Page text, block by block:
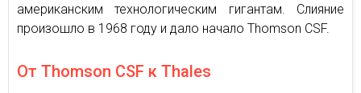
американским технологическим гигантам. Слияние
произошло в 1968 году и дало начало Thomson CSF.
От Thomson CSF к Thales